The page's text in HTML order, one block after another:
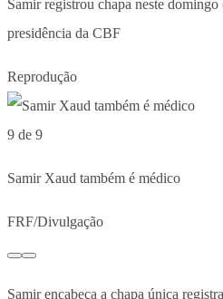
Samir registrou chapa neste
presidência da CBF
Reprodução
9 de 9
Samir Xaud também é médico
FRF/Divulgação
Samir encabeça a chapa única